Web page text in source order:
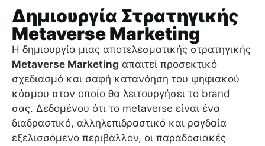
Δημιουργία Στρατηγικής
Metaverse Marketing
Η δημιουργία μιας αποτελεσματικής στρατηγικής
Metaverse Marketing απαιτεί προσεκτικό
σχεδιασμό και σαφή κατανόηση του ψηφιακού
κόσμου στον οποίο θα λειτουργήσει το brand
σας. Δεδομένου ότι το metaverse είναι ένα
διαδραστικό, αλληλεπιδραστικό και ραγδαία
εξελισσόμενο περιβάλλον, οι παραδοσιακές